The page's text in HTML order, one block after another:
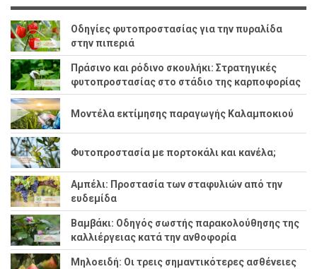
Οδηγίες φυτοπροστασίας για την πυραλίδα
στην πιπεριά
Πράσινο και ρόδινο σκουλήκι: Στρατηγικές
φυτοπροστασίας στο στάδιο της καρποφορίας
Μοντέλα εκτίμησης παραγωγής Καλαμποκιού
Φυτοπροστασία με πορτοκάλι και κανέλα;
Αμπέλι: Προστασία των σταφυλιών από την
ευδεμίδα
Βαμβάκι: Οδηγός σωστής παρακολούθησης της
καλλιέργειας κατά την ανθοφορία
Μηλοειδή: Οι τρεις σημαντικότερες ασθένειες